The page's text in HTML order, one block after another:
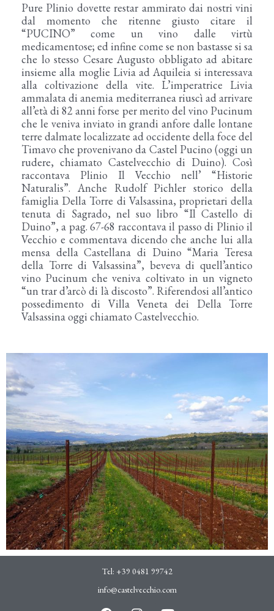
Pure Plinio dovette restar ammirato dai nostri vini
dal momento che ritenne giusto citare il
“PUCINO” come un vino dalle virtù
medicamentose; ed infine come se non bastasse si sa
che lo stesso Cesare Augusto obbligato ad abitare
insieme alla moglie Livia ad Aquileia si interessava
alla coltivazione della vite. L’imperatrice Livia
ammalata di anemia mediterranea riuscì ad arrivare
all’età di 82 anni forse per merito del vino Pucinum
che le veniva inviato in grandi anfore dalle lontane
terre dalmate localizzate ad occidente della foce del
Timavo che provenivano da Castel Pucino (oggi un
rudere, chiamato Castelvecchio di Duino). Così
raccontava Plinio Il Vecchio nell’ “Historie
Naturalis”. Anche Rudolf Pichler storico della
famiglia Della Torre di Valsassina, proprietari della
tenuta di Sagrado, nel suo libro “Il Castello di
Duino”, a pag. 67-68 raccontava il passo di Plinio il
Vecchio e commentava dicendo che anche lui alla
mensa della Castellana di Duino “Maria Teresa
della Torre di Valsassina”, beveva di quell’antico
vino Pucinum che veniva coltivato in un vigneto
“un trar d’arcò di là discosto”. Riferendosi all’antico
possedimento di Villa Veneta dei Della Torre
Valsassina oggi chiamato Castelvecchio.
Tel: +39 0481 99742
info@castelvecchio.com